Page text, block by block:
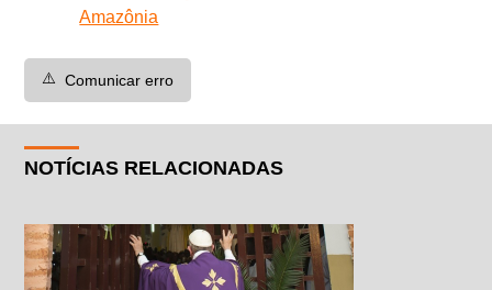
Amazônia
⚠️ Comunicar erro
NOTÍCIAS RELACIONADAS